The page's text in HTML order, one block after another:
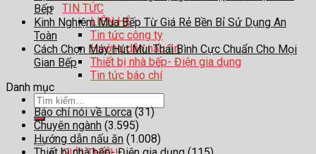
TIN TỨC
LIÊN HỆ
Tin tức công ty
Hướng dẫn nấu ăn
Thiết bị nhà bếp- Điện gia dụng
Tin tức báo chí
Tìm
kiếm:
Bếp
Kinh Nghiệm Mua Bếp Từ Giá Rẻ Bền Bỉ Sử Dụng An
Toàn
Cách Chọn Máy Hút Mùi Thái Bình Cực Chuẩn Cho Mọi
Gian Bếp
Danh mục
Báo chí nói về Lorca(31)
Chuyên ngành (3.595)
Hướng dẫn nấu ăn (1.008)